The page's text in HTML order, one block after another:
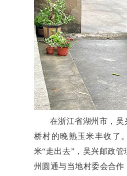
在浙江省湖州市，吴
桥村的晚熟玉米丰收了
米“走出去”，吴兴邮政管
州圆通与当地村委会合作